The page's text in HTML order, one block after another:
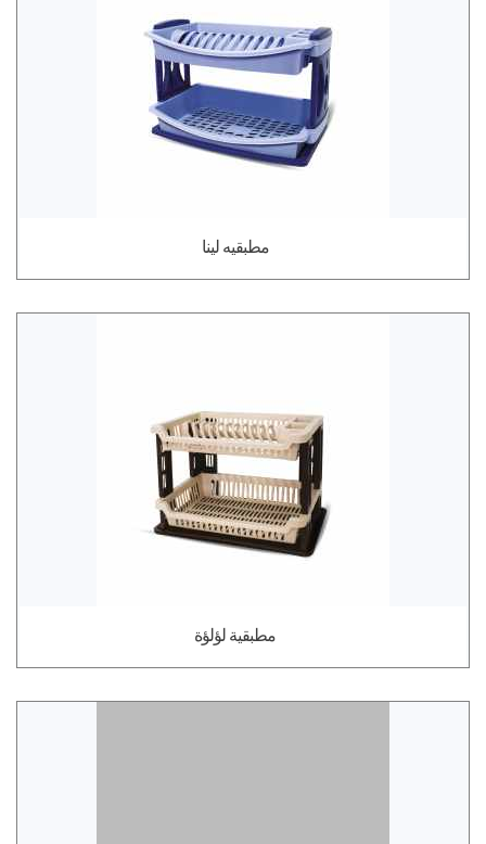
مطبقيه لينا
مطبقية لؤلؤة